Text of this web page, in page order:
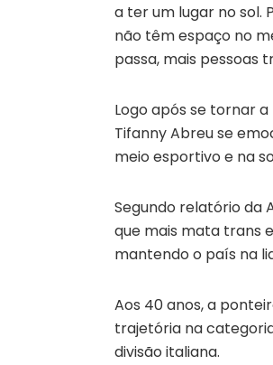
a ter um lugar no sol.
não têm espaço no
passa, mais pessoas
Logo após se tornar
Tifanny Abreu se
meio esportivo e na
Segundo relatório da
que mais mata trans
mantendo o país na
Aos 40 anos, a
trajetória na
divisão italiana.